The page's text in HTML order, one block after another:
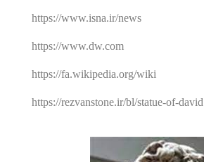
https://www.isna.ir/news
https://www.dw.com
https://fa.wikipedia.org/wiki
https://rezvanstone.ir/bl/statue-of-david